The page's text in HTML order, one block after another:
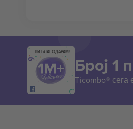
ВИ БЛАГОДАРАМ!
Број 1
Ticombo®